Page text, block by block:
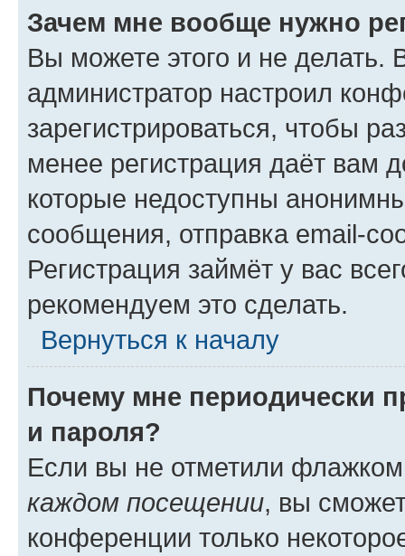
Зачем мне вообще нужно
Вы можете этого и не делать.
администратор настроил
зарегистрироваться, чтобы
менее регистрация даёт вам
которые недоступны
сообщения, отправка email-
Регистрация займёт у вас
рекомендуем это сделать.
Вернуться к началу
Почему мне периодически
и пароля?
Если вы не отметили
каждом посещении, вы
конференции только